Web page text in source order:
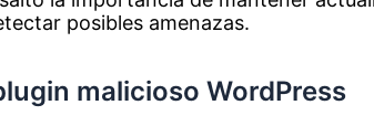
posibles amenazas.
malicioso WordPress